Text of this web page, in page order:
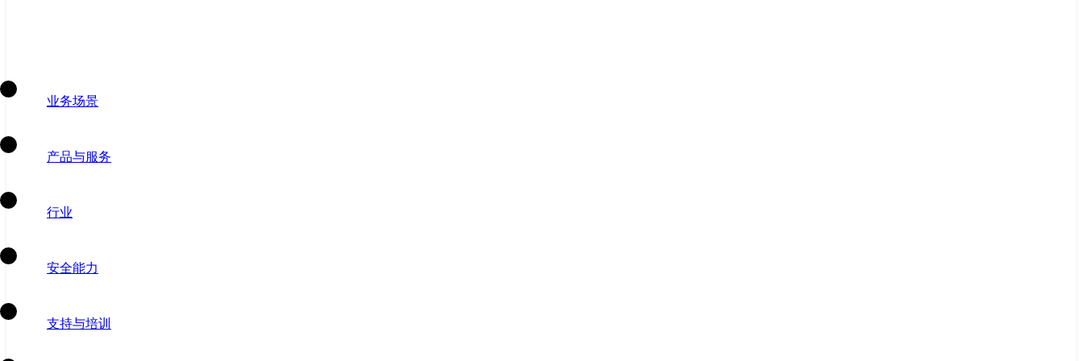
业务场景
产品与服务
行业
安全能力
支持与培训